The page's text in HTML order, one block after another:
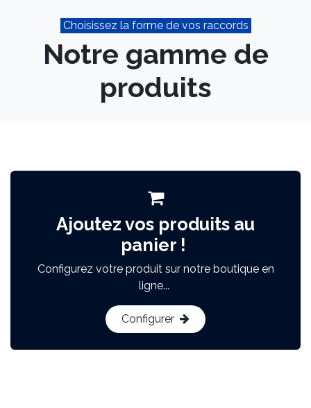
Choisissez la forme de vos raccords
Notre gamme de
produits
Ajoutez vos produits au
panier !
Configurez votre produit sur notre boutique en
ligne...
Configurer